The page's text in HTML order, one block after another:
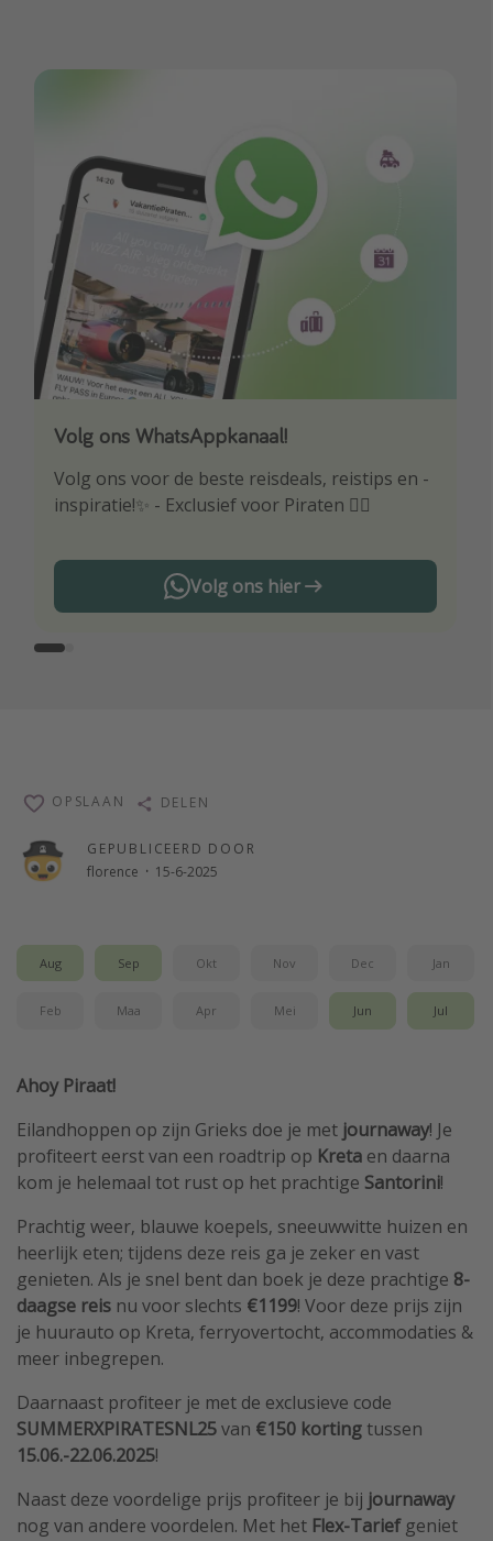
Volg ons WhatsAppkanaal!
Volg ons voor de beste reisdeals, reistips en -
inspiratie!✨ - Exclusief voor Piraten 🏴‍☠️
Volg ons hier
Download onze app
Wees als eerste op de hoogte van de beste
reisaanbiedingen
GEPUBLICEERD DOOR
florence · 15-6-2025
OPSLAAN DELEN
Aug Sep Okt Nov Dec Jan
Feb Maa Apr Mei Jun Jul
Ahoy Piraat!
Eilandhoppen op zijn Grieks doe je met journaway! Je
profiteert eerst van een roadtrip op Kreta en daarna
kom je helemaal tot rust op het prachtige Santorini!
Prachtig weer, blauwe koepels, sneeuwwitte huizen en
heerlijk eten; tijdens deze reis ga je zeker en vast
genieten. Als je snel bent dan boek je deze prachtige 8-
daagse reis nu voor slechts €1199! Voor deze prijs zijn
je huurauto op Kreta, ferryovertocht, accommodaties &
meer inbegrepen.
Daarnaast profiteer je met de exclusieve code
SUMMERXPIRATESNL25van €150 korting tussen
15.06.-22.06.2025!
Naast deze voordelige prijs profiteer je bij journaway
nog van andere voordelen. Met het Flex-Tariefgeniet